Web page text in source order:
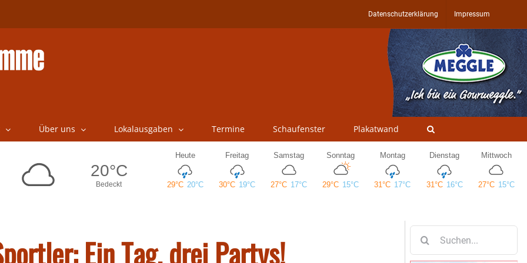
Datenschutzerklärung Impressum
Über uns Lokalausgaben Termine Schaufenster Plakatwand
Ein Tag, drei Partys!
nach: